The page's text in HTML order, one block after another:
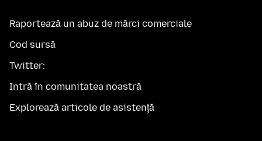
Raportează un abuz de mărci comerciale
Cod sursă
Twitter:
Intră în comunitatea noastră
Explorează articole de asistență